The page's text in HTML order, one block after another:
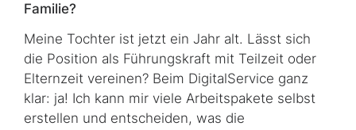
Familie?
Meine Tochter ist jetzt ein Jahr alt. Lässt sich
die Position als Führungskraft mit Teilzeit oder
Elternzeit vereinen? Beim DigitalService ganz
klar: ja! Ich kann mir viele Arbeitspakete selbst
erstellen und entscheiden, was die